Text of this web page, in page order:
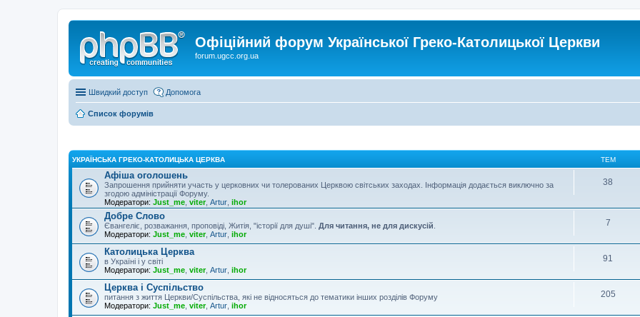
Офіційний форум Української Греко-Католицької Церкви
forum.ugcc.org.ua
Швидкий доступ Допомога
Список форумів
УКРАЇНСЬКА ГРЕКО-КАТОЛИЦЬКА ЦЕРКВА ТЕМ
Афіша оголошень
Запрошення прийняти участь у церковних чи толерованих Церквою світських заходах. Інформація додається виключно за
згодою адміністрації Форуму.
Модератори: Just_me viter, Artur ihor
38
Добре Слово
Євангеліє, розважання, проповіді, Житія, "історії для душі". Для читання, не для дискусій
Модератори: Just_me viter, Artur ihor
7
Католицька Церква
в Україні і у світі
Модератори: Just_me viter, Artur ihor
91
Церква і Суспільство
питання з життя Церкви/Суспільства, які не відносяться до тематики інших розділів Форуму
Модератори: Just_me viter, Artur ihor
205